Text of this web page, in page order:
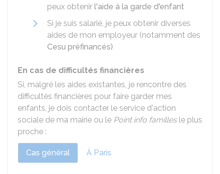
peux obtenir l'aide à la garde d'enfant
Si je suis salarié, je peux obtenir diverses
aides de mon employeur (notamment des
Cesu préfinancés)
En cas de difficultés financières
Si, malgré les aides existantes, je rencontre des
difficultés financières pour faire garder mes
enfants, je dois contacter le service d'action
sociale de ma mairie ou le Point info famillesle plus
proche :
Cas général À Paris